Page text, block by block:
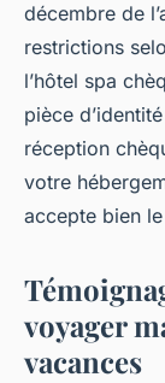
décembre de
restrictions
l’hôtel spa
pièce
réception
votre
accepte bien
voyager
vacances